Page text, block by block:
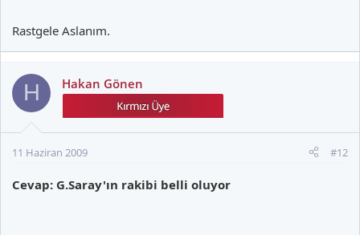
Rastgele Aslanım.
H Hakan Gönen
11 Haziran 2009 #12
Cevap: G.Saray'ın rakibi belli oluyor